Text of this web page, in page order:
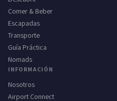
Comer & Beber
Escapadas
Transporte
Guía Práctica
Nomads
INFORMACIÓN
Nosotros
Airport Connect